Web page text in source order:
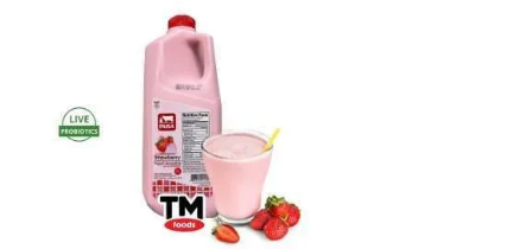
Paisa
Strawberry
(Fresa)
64
oz
cantidad